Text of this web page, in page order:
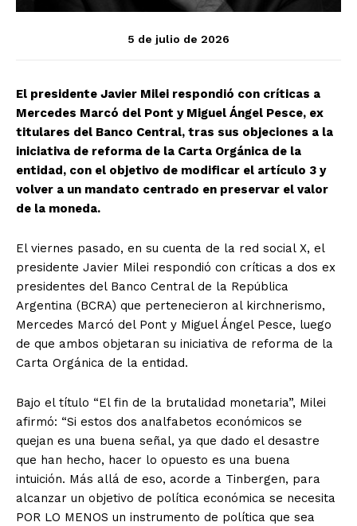
5 de julio de 2026
El presidente Javier Milei respondió con críticas a
Mercedes Marcó del Pont y Miguel Ángel Pesce, ex
titulares del Banco Central, tras sus objeciones a la
iniciativa de reforma de la Carta Orgánica de la
entidad, con el objetivo de modificar el artículo 3 y
volver a un mandato centrado en preservar el valor
de la moneda.
El viernes pasado, en su cuenta de la red social X, el
presidente Javier Milei respondió con críticas a dos ex
presidentes del Banco Central de la República
Argentina (BCRA) que pertenecieron al kirchnerismo,
Mercedes Marcó del Pont y Miguel Ángel Pesce, luego
de que ambos objetaran su iniciativa de reforma de la
Carta Orgánica de la entidad.
Bajo el título “El fin de la brutalidad monetaria”, Milei
afirmó: “Si estos dos analfabetos económicos se
quejan es una buena señal, ya que dado el desastre
que han hecho, hacer lo opuesto es una buena
intuición. Más allá de eso, acorde a Tinbergen, para
alcanzar un objetivo de política económica se necesita
POR LO MENOS un instrumento de política que sea